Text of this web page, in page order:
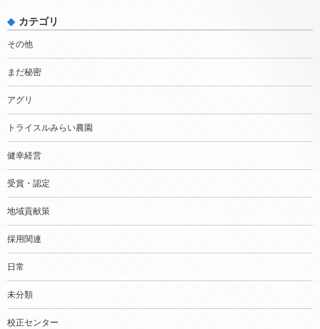
カテゴリ
その他
まだ秘密
アグリ
トライスルみらい農園
健幸経営
受賞・認定
地域貢献策
採用関連
日常
未分類
校正センター